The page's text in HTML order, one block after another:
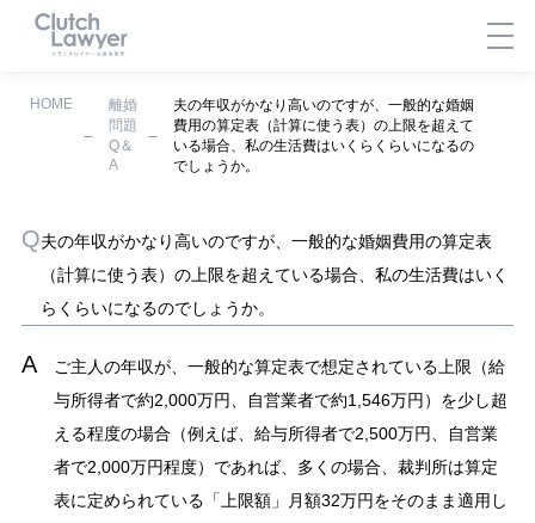
HOME
離婚
問題
Q＆
A
夫の年収がかなり高いのですが、一般的な婚姻
費用の算定表（計算に使う表）の上限を超えて
いる場合、私の生活費はいくらくらいになるの
でしょうか。
夫の年収がかなり高いのですが、一般的な婚姻費用の算定表
（計算に使う表）の上限を超えている場合、私の生活費はいく
らくらいになるのでしょうか。
ご主人の年収が、一般的な算定表で想定されている上限（給
与所得者で約2,000万円、自営業者で約1,546万円）を少し超
える程度の場合（例えば、給与所得者で2,500万円、自営業
者で2,000万円程度）であれば、多くの場合、裁判所は算定
表に定められている「上限額」月額32万円をそのまま適用し